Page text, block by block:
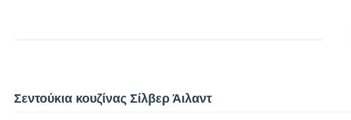
Σεντούκια κουζίνας Σίλβερ Άιλαντ